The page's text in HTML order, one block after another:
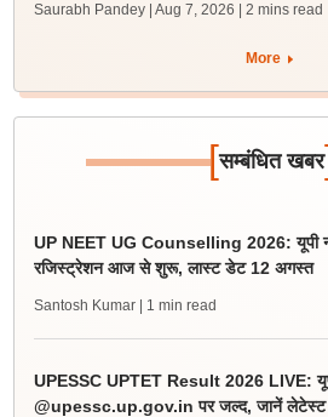
Saurabh Pandey | Aug 7, 2026 | 2 mins read
More
[सम्बंधित खबर
UP NEET UG Counselling 2026: यूपी
रजिस्ट्रेशन आज से शुरू, लास्ट डेट 12 अगस्त
Santosh Kumar | 1 min read
UPESSC UPTET Result 2026 LIVE:
@upessc.up.gov.in पर जल्द, जानें लेटेस्ट